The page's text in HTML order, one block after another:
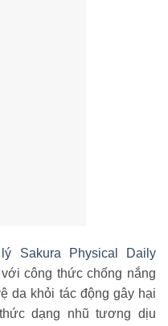
Sakura Physical Daily
với công thức chống nắng
da khỏi tác động gây hại
dạng nhũ tương dịu